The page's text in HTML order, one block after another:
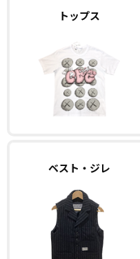
トップス
ベスト・ジレ